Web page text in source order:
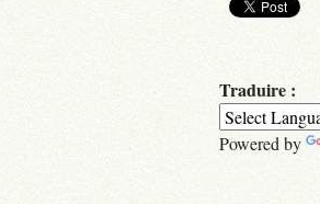
Traduire :
Powered by